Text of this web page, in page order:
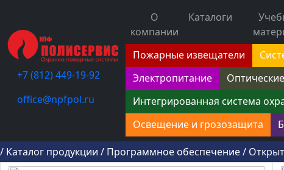
+7 (812) 449-19-92
office@npfpol.ru
О
компании
Каталоги
Пожарные извещатели
Электропитание
Интегрированная система
Освещение и грозозащита
/ Каталог продукции / Программное обеспечение/